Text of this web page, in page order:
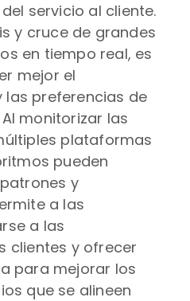
servicio al cliente.
y cruce de grandes
en tiempo real, es
mejor el
preferencias de
monitorizar las
plataformas
pueden
y
a las
a las
clientes y ofrecer
para mejorar los
que se alineen